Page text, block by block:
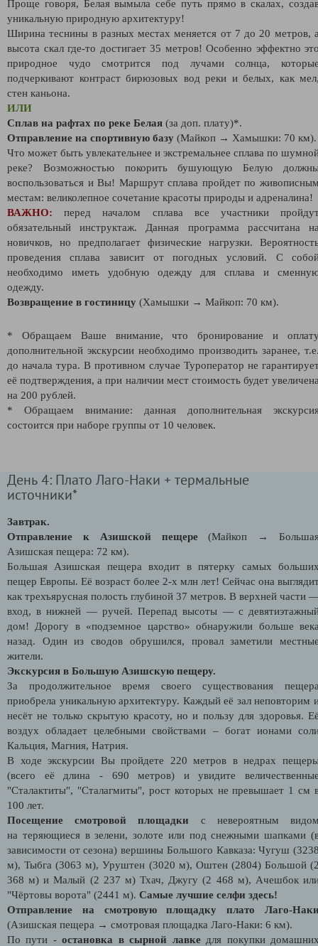
Проще говоря, Белая вымыла себе путь прямо в скалах,
уникальную природную архитектуру!
Ширина теснины в разных местах меняется от 7 до 20 метров,
высота скал где-то достигает 35 метров! Особенно эффектно
природное чудо смотрится под лучами солнца,
подчеркивают контраст бирюзовых вод реки и белых, как
стен каньона.
ИЛИ
Сплав на рафтах по реке Белая (за доп. плату)*.
Отправление на спортивную базу (Майкоп → Хамышки: 70 км).
Что может быть увлекательнее и экстремальнее сплава по
реке? Возможностью покорить бушующую Белую
воспользоваться и Вы! Маршрут сплава пройдет по
местам: великолепное сочетание красоты природы и адреналина!
ВАЖНО:
перед началом сплава все участники
обязательный инструктаж. Данная программа рассчитана
новичков, но предполагает физические нагрузки.
проведения сплава зависит от погодных условий. С
необходимо иметь удобную одежду для сплава и
одежду.
Возвращение в гостиницу (Хамышки → Майкоп: 70 км).
* Обращаем Ваше внимание, что бронирование и
дополнительной экскурсии необходимо производить заранее,
до начала тура. В противном случае Туроператор не
её подтверждения, а при наличии мест стоимость будет
на 200 рублей.
* Обращаем внимание: данная дополнительная
состоится при наборе группы от 10 человек.
День 4: Плато Лаго-Наки + термальные
источники*
Завтрак.
Отправление к Азишской пещере(Майкоп →
Азишская пещера: 72 км).
Большая Азишская пещера входит в пятерку самых
пещер Европы. Её возраст более 2-х млн лет! Сейчас она
как трехъярусная полость глубиной 37 метров. В верхней части
вход, в нижней — ручей. Перепад высоты — с
дом! Дорогу в «подземное царство» обнаружили больше
назад. Один из сводов обрушился, провал заметили
жители.
Экскурсия в Большую Азишскую пещеру.
За продолжительное время своего существования
приобрела уникальную архитектуру. Каждый её зал неповторим
несёт не только скрытую красоту, но и пользу для здоровья.
воздух обладает целебными свойствами – богат ионами
Кальция, Магния, Натрия.
В ходе экскурсии Вы пройдете 220 метров в недрах
(всего её длина - 690 метров) и увидите
"Сталактиты", "Сталагмиты", рост которых не превышает 1 см
100 лет.
Посещение смотровой площадки с невероятным
на теряющиеся в зелени, золоте или под снежными шапками
зависимости от сезона) вершины Большого Кавказа: Чугуш
м), Тыбга (3063 м), Уруштен (3020 м), Оштен (2804) Большой
368 м) и Малый (2 237 м) Тхач, Джугу (2 468 м), Ачешбок
"Чёртовы ворота" (2441 м). Самые лучшие селфи здесь!
Отправление на смотровую площадку плато Лаго-
(Азишская пещера → смотровая площадка Лаго-Наки: 6 км).
По пути -остановка в сырной лавкедля покупки